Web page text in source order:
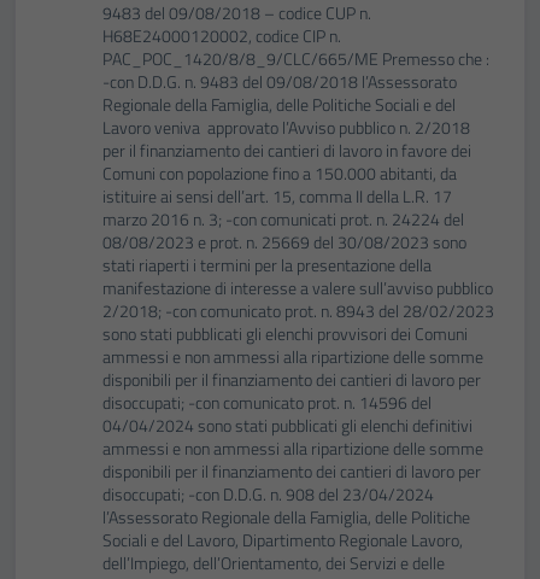
9483 del 09/08/2018 – codice CUP n.
H68E24000120002, codice CIP n.
PAC_POC_1420/8/8_9/CLC/665/ME Premesso che :
-con D.D.G. n. 9483 del 09/08/2018 l’Assessorato
Regionale della Famiglia, delle Politiche Sociali e del
Lavoro veniva approvato l’Avviso pubblico n. 2/2018
per il finanziamento dei cantieri di lavoro in favore dei
Comuni con popolazione fino a 150.000 abitanti, da
istituire ai sensi dell’art. 15, comma II della L.R. 17
marzo 2016 n. 3; -con comunicati prot. n. 24224 del
08/08/2023 e prot. n. 25669 del 30/08/2023 sono
stati riaperti i termini per la presentazione della
manifestazione di interesse a valere sull’avviso pubblico
2/2018; -con comunicato prot. n. 8943 del 28/02/2023
sono stati pubblicati gli elenchi provvisori dei Comuni
ammessi e non ammessi alla ripartizione delle somme
disponibili per il finanziamento dei cantieri di lavoro per
disoccupati; -con comunicato prot. n. 14596 del
04/04/2024 sono stati pubblicati gli elenchi definitivi
ammessi e non ammessi alla ripartizione delle somme
disponibili per il finanziamento dei cantieri di lavoro per
disoccupati; -con D.D.G. n. 908 del 23/04/2024
l’Assessorato Regionale della Famiglia, delle Politiche
Sociali e del Lavoro, Dipartimento Regionale Lavoro,
dell’Impiego, dell’Orientamento, dei Servizi e delle